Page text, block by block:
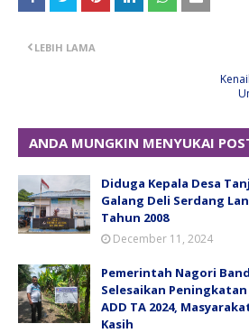
LEBIH LAMA
ANDA MUNGKIN MENYUKAI
Diduga Kepala Desa
Galang Deli Serdang
Tahun 2008
December 11, 2024
Pemerintah Nagori
Selesaikan
ADD TA 2024,
Kasih